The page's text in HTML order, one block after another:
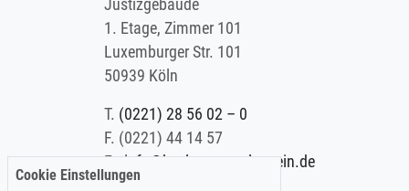
Justizgebäude
1. Etage, Zimmer 101
Luxemburger Str. 101
50939 Köln
T. (0221) 28 56 02 – 0
F. (0221) 44 14 57
E.info@koelner-anwaltverein.de
Cookie Einstellungen